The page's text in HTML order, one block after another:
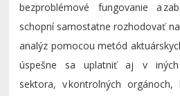
bezproblémové fungovanie a
schopní samostatne rozhodovať
analýz pomocou metód
úspešne sa uplatniť aj v iných
sektora, v kontrolných orgánoch,